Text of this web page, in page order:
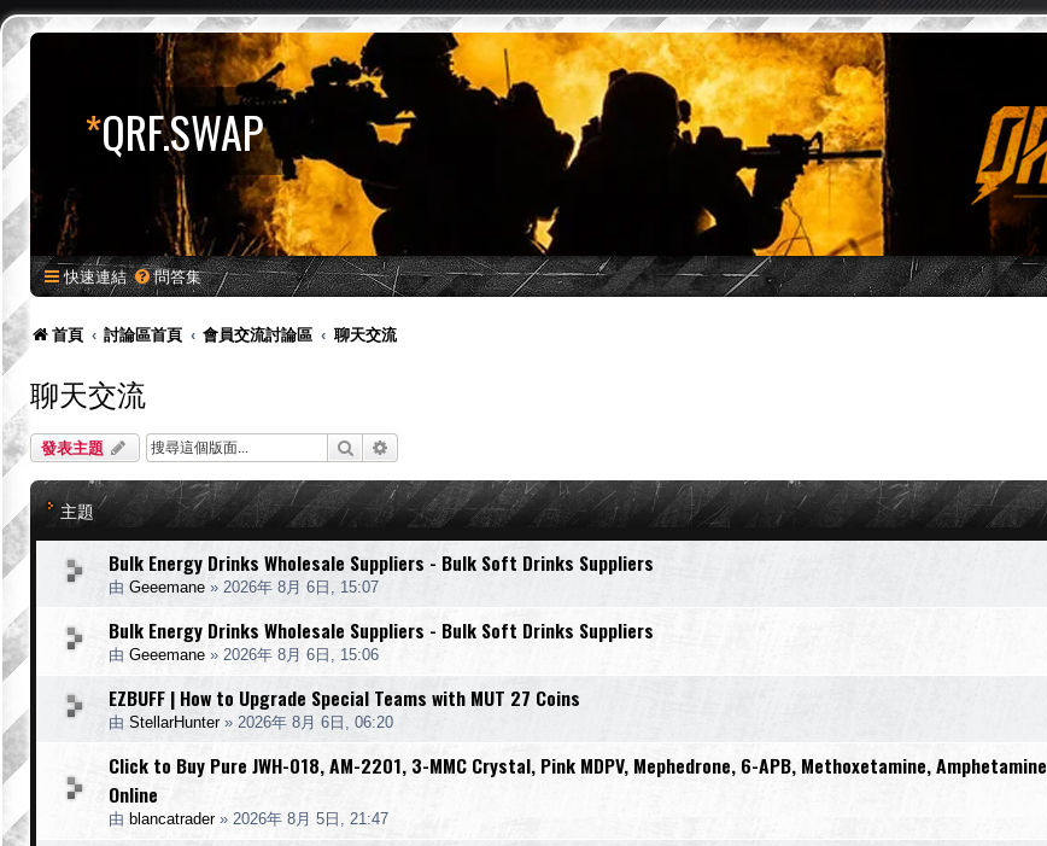
*QRF.SWAP
快速連結 問答集
首頁 討論區首頁 會員交流討論區 聊天交流
聊天交流
發表主題 搜尋
主題
Bulk Energy Drinks Wholesale Suppliers - Bulk Soft Drinks Suppliers
由 Geeemane » 2026年 8月 6日, 15:07
Bulk Energy Drinks Wholesale Suppliers - Bulk Soft Drinks Suppliers
由 Geeemane » 2026年 8月 6日, 15:06
EZBUFF | How to Upgrade Special Teams with MUT 27 Coins
由 StellarHunter» 2026年 8月 6日, 06:20
Click to Buy Pure JWH-018, AM-2201, 3-MMC Crystal, Pink MDPV, Mephedrone, 6-APB, Methoxetamine, Amphetamine
Online
由 blancatrader» 2026年 8月 5日, 21:47